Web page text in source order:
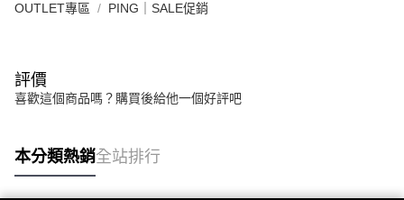
OUTLET專區 PING｜SALE促銷
評價
喜歡這個商品嗎？購買後給他一個好評吧
本分類熱銷全站排行